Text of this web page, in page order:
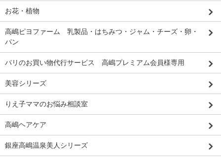
お花・植物
高嶋ピヨファーム 乳製品・はちみつ・ジャム・チーズ・卵・
パン
パリのお買い物代行サービス 高嶋プレミアム会員様専用
美容シリーズ
りえ子ママのお悩み相談室
高嶋ヘアケア
銀座高嶋温泉美人シリーズ